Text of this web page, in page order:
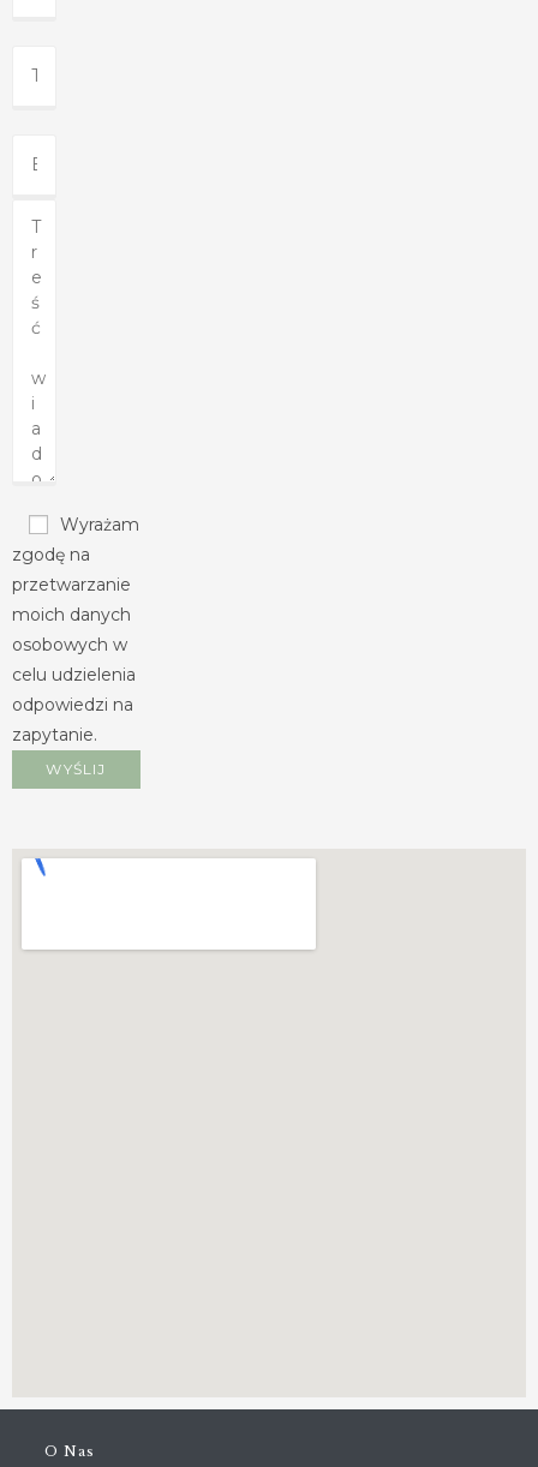
Wyrażam
zgodę na
przetwarzanie
moich danych
osobowych w
celu udzielenia
odpowiedzi na
zapytanie.
O Nas